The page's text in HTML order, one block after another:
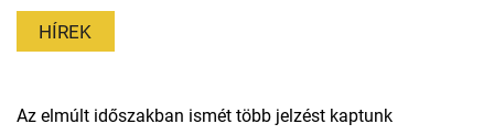
HÍREK
Az elmúlt időszakban ismét több jelzést kaptunk